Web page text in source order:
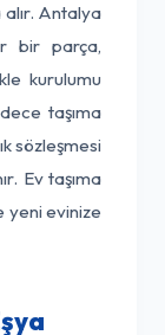
alır. Antalya
bir parça,
kurulumu
taşıma
sözleşmesi
Ev taşıma
yeni evinize